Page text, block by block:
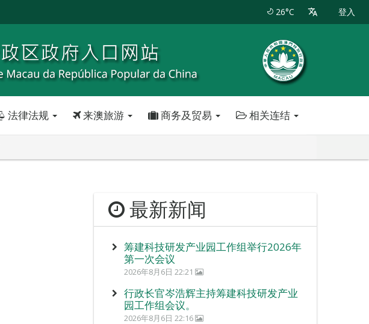
26°C 登入
法律法规 来澳旅游 商务及贸易 相关连结
最新新闻
筹建科技研发产业园工作组举行2026年
第一次会议
2026年8月6日 22:21
行政长官岑浩辉主持筹建科技研发产业
园工作组会议。
2026年8月6日 22:16